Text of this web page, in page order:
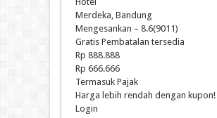
Merdeka, Bandung
Mengesankan – 8.6(9011)
Gratis Pembatalan tersedia
Rp 888.888
Rp 666.666
Termasuk Pajak
Harga lebih rendah dengan kupon!
Login